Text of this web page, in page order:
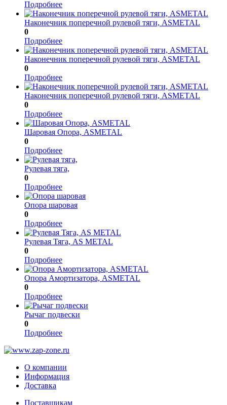
Подробнее
Наконечник поперечной рулевой тяги, ASMETAL
0
Подробнее
Наконечник поперечной рулевой тяги, ASMETAL
0
Подробнее
Наконечник поперечной рулевой тяги, ASMETAL
0
Подробнее
Шаровая Опора, ASMETAL
0
Подробнее
Рулевая тяга,
0
Подробнее
Опора шаровая
0
Подробнее
Рулевая Тяга, AS METAL
0
Подробнее
Опора Амортизатора, ASMETAL
0
Подробнее
Рычаг подвески
0
Подробнее
О компании
Информация
Доставка
Поставщикам